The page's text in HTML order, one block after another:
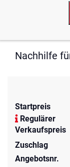
Nachhilfe
Startpreis
Regulärer
Verkaufspreis
Zuschlag
Angebotsnr.